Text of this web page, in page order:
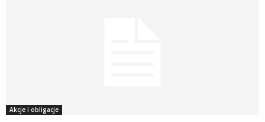
Akcje i obligacje